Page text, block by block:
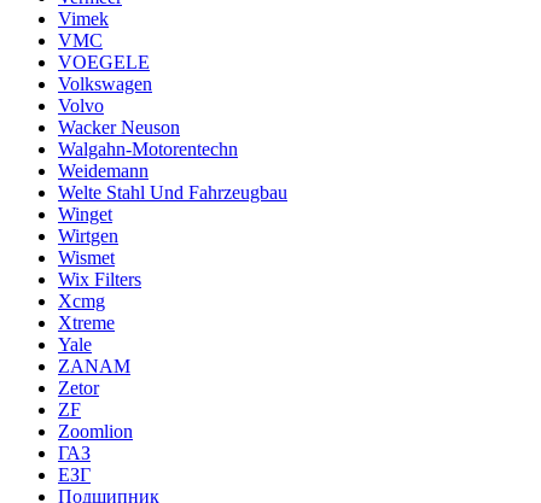
Vimek
VMC
VOEGELE
Volkswagen
Volvo
Wacker Neuson
Walgahn-Motorentechn
Weidemann
Welte Stahl Und Fahrzeugbau
Winget
Wirtgen
Wismet
Wix Filters
Xcmg
Xtreme
Yale
ZANAM
Zetor
ZF
Zoomlion
ГАЗ
ЕЗГ
Подшипник